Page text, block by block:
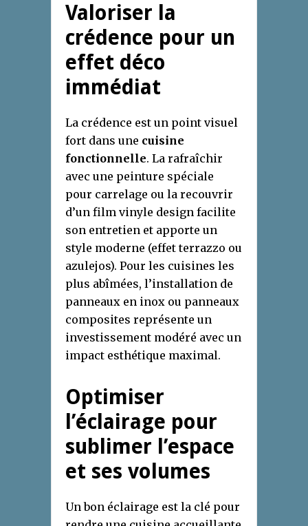
Valoriser la
crédence pour un
effet déco
immédiat
La crédence est un point visuel
fort dans une cuisine
fonctionnelle. La rafraîchir
avec une peinture spéciale
pour carrelage ou la recouvrir
d’un film vinyle design facilite
son entretien et apporte un
style moderne (effet terrazzo ou
azulejos). Pour les cuisines les
plus abîmées, l’installation de
panneaux en inox ou panneaux
composites représente un
investissement modéré avec un
impact esthétique maximal.
Optimiser
l’éclairage pour
sublimer l’espace
et ses volumes
Un bon éclairage est la clé pour